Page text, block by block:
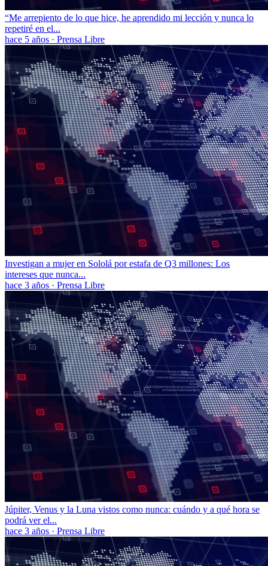
“Me arrepiento de lo que hice, he aprendido mi lección y nunca lo
repetiré en el...
hace 5 años · Prensa Libre
Investigan a mujer en Sololá por estafa de Q3 millones: Los
intereses que nunca...
hace 3 años · Prensa Libre
Júpiter, Venus y la Luna vistos como nunca: cuándo y a qué hora se
podrá ver el...
hace 3 años · Prensa Libre